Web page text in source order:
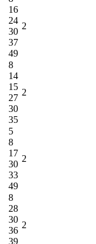
16
24
30
37
49
2
8
14
15
27
30
35
2
5
8
17
30
33
49
2
8
28
30
36
39
2